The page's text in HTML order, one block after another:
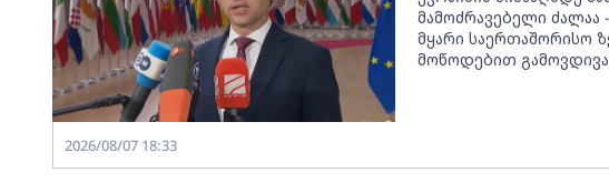
მამოძრავებელი ძალაა
მყარი საერთაშორისო
მოწოდებით
2026/08/07 18:33